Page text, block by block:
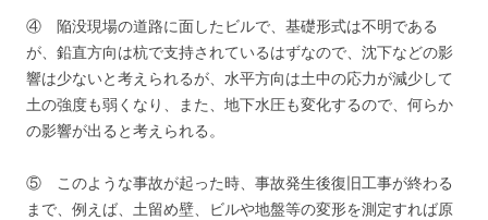
④ 陥没現場の道路に面したビルで、基礎形式は不明である
が、鉛直方向は杭で支持されているはずなので、沈下などの影
響は少ないと考えられるが、水平方向は土中の応力が減少して
土の強度も弱くなり、また、地下水圧も変化するので、何らか
の影響が出ると考えられる。
⑤ このような事故が起った時、事故発生後復旧工事が終わる
まで、例えば、土留め壁、ビルや地盤等の変形を測定すれば原